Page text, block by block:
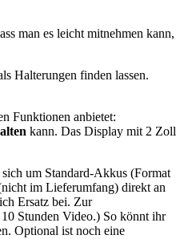
man es leicht mitnehmen kann,
Halterungen finden lassen.
Funktionen anbietet:
kann. Das Display mit 2 Zoll
um Standard-Akkus (Format
im Lieferumfang) direkt an
Ersatz bei. Zur
Stunden Video.) So könnt ihr
Optional ist noch eine